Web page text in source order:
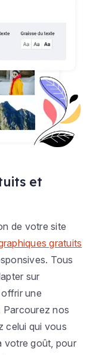
et
de votre site
gratuits
Tous
sur
une
Parcourez nos
celui qui vous
votre goût, pour